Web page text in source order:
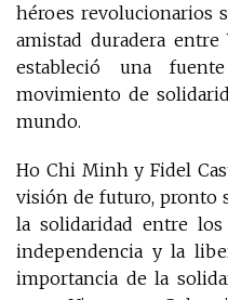
héroes revolucionarios
amistad duradera
estableció una
movimiento de
mundo.
Ho Chi Minh y Fidel
visión de futuro, pronto
la solidaridad entre
independencia y la
importancia de la